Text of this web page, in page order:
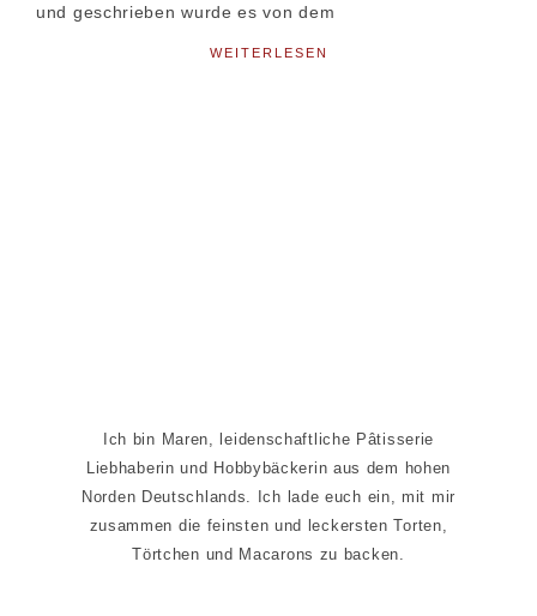
und geschrieben wurde es von dem
WEITERLESEN
Ich bin Maren, leidenschaftliche Pâtisserie
Liebhaberin und Hobbybäckerin aus dem hohen
Norden Deutschlands. Ich lade euch ein, mit mir
zusammen die feinsten und leckersten Torten,
Törtchen und Macarons zu backen.